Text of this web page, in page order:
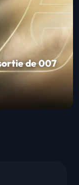
de 007